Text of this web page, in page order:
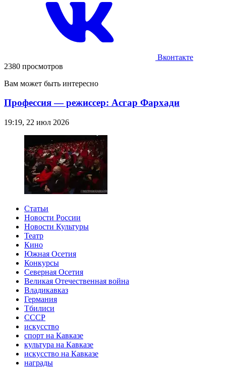
Вконтакте
2380 просмотров
Вам может быть интересно
Профессия — режиссер: Асгар Фархади
19:19, 22 июл 2026
Статьи
Новости России
Новости Культуры
Театр
Кино
Южная Осетия
Конкурсы
Северная Осетия
Великая Отечественная война
Владикавказ
Германия
Тбилиси
СССР
искусство
спорт на Кавказе
культура на Кавказе
искусство на Кавказе
награды